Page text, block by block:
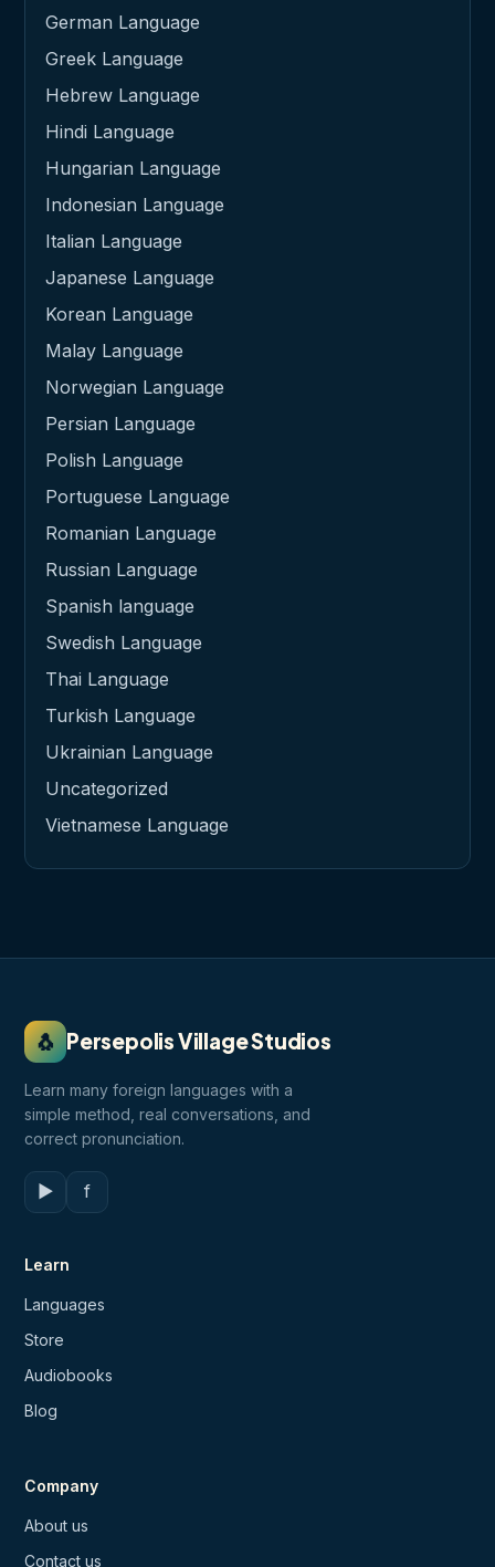
German Language
Greek Language
Hebrew Language
Hindi Language
Hungarian Language
Indonesian Language
Italian Language
Japanese Language
Korean Language
Malay Language
Norwegian Language
Persian Language
Polish Language
Portuguese Language
Romanian Language
Russian Language
Spanish language
Swedish Language
Thai Language
Turkish Language
Ukrainian Language
Uncategorized
Vietnamese Language
🐧 Persepolis Village Studios
Learn many foreign languages with a
simple method, real conversations, and
correct pronunciation.
▶ f
Learn
Languages
Store
Audiobooks
Blog
Company
About us
Contact us